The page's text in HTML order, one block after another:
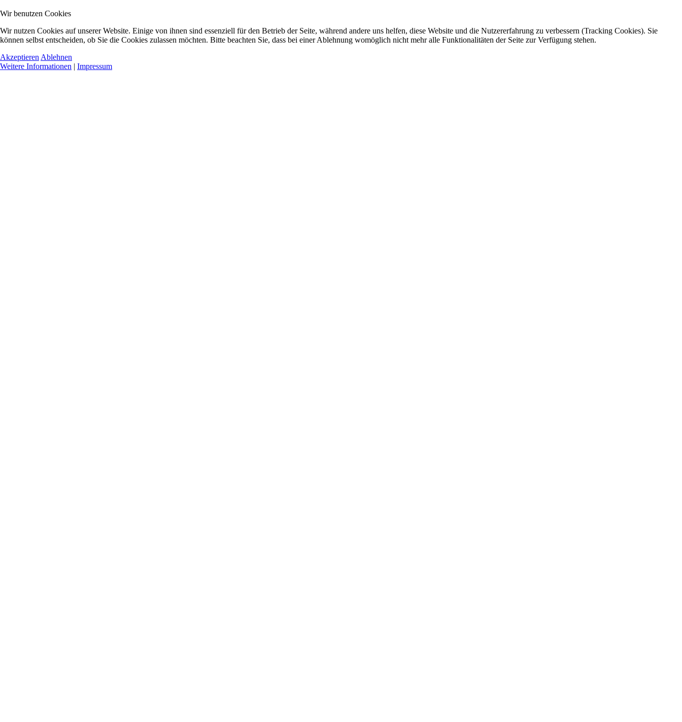
Wir benutzen Cookies
Wir nutzen Cookies auf unserer Website. Einige von ihnen sind essenziell für den Betrieb der Seite, während andere uns helfen, diese Website und die Nutzererfahrung zu verbessern (Tracking Cookies). Sie
können selbst entscheiden, ob Sie die Cookies zulassen möchten. Bitte beachten Sie, dass bei einer Ablehnung womöglich nicht mehr alle Funktionalitäten der Seite zur Verfügung stehen.
Akzeptieren Ablehnen
Weitere Informationen | Impressum